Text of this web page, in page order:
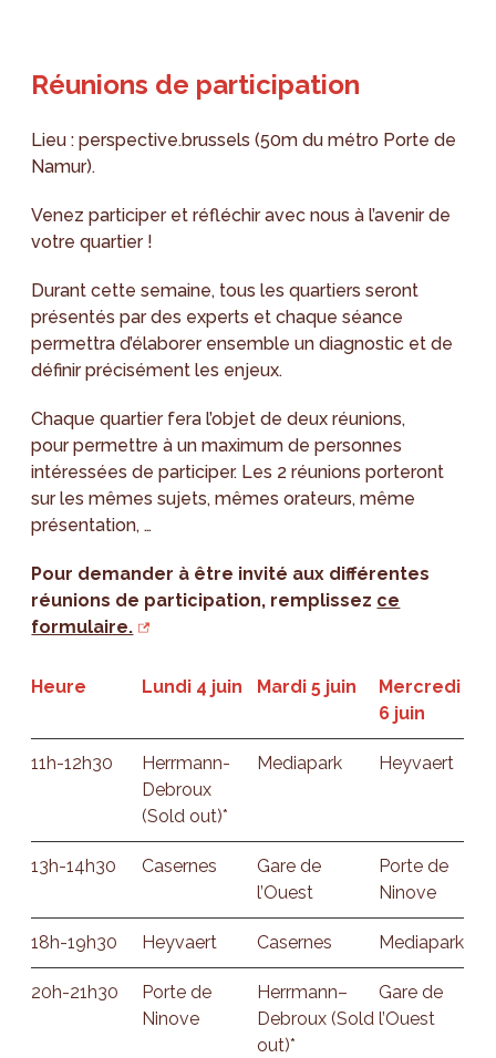
Réunions de participation
Lieu : perspective.brussels (50m du métro Porte de
Namur).
Venez participer et réfléchir avec nous à l’avenir de
votre quartier !
Durant cette semaine, tous les quartiers seront
présentés par des experts et chaque séance
permettra d’élaborer ensemble un diagnostic et de
définir précisément les enjeux.
Chaque quartier fera l’objet de deux réunions,
pour permettre à un maximum de personnes
intéressées de participer. Les 2 réunions porteront
sur les mêmes sujets, mêmes orateurs, même
présentation, …
Pour demander à être invité aux différentes
réunions de participation, remplissez ce
formulaire.
Heure Lundi 4 juin Mardi 5 juin
Mercredi
6 juin
11h-12h30
Herrmann-
Debroux
(Sold out)*
Mediapark Heyvaert
13h-14h30 Casernes
Gare de
l’Ouest
Porte de
Ninove
18h-19h30 Heyvaert Casernes Mediapark
20h-21h30
Porte de
Ninove
Herrmann–
Debroux (Sold
out)*
Gare de
l’Ouest